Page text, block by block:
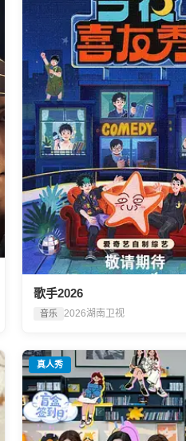
歌手2026
音乐 2026湖南卫视
真人秀